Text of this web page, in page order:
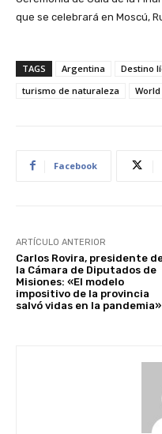
que se celebrará en Moscú,
TAGS Argentina
Destino
turismo de naturaleza
Facebook
ARTÍCULO ANTERIOR
Carlos Rovira, presidente
la Cámara de Diputados de
Misiones: «El modelo
impositivo de la provincia
salvó vidas en la pandemia»